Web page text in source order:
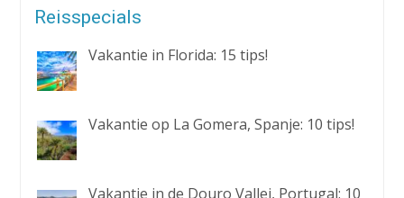
Reisspecials
Vakantie in Florida: 15 tips!
Vakantie op La Gomera, Spanje: 10 tips!
Vakantie in de Douro Vallei, Portugal: 10